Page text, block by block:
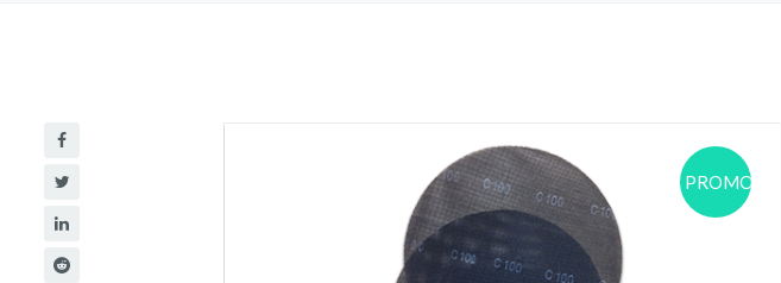
PROMOCJA!